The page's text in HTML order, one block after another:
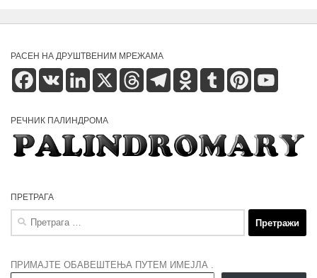
РАСЕН НА ДРУШТВЕНИМ МРЕЖАМА
Facebook
VK LinkedInX ThreadsTelegramOdnoklassniki
Tumblr Pinterest
РЕЧНИК ПАЛИНДРОМА
ПРЕТРАГА
Претрага
ПРИМАЈТЕ ОБАВЕШТЕЊА ПУТЕМ ИМЕЈЛА .
Унесите своју имејл адресу…